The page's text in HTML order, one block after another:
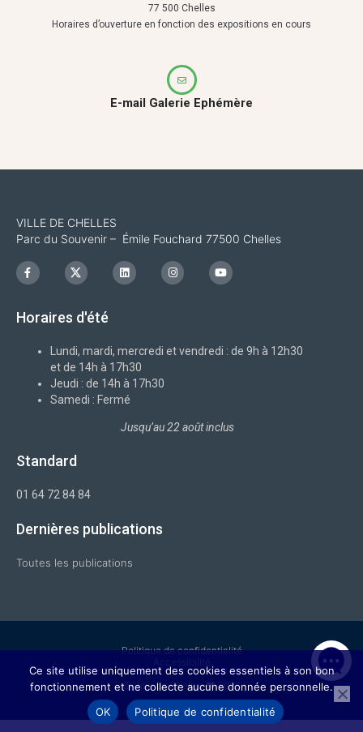
77 500 Chelles
Horaires d’ouverture en fonction des expositions en cours
E-mail Galerie Ephémère
VILLE DE CHELLES
Parc du Souvenir – Émile Fouchard 77500 Chelles
F
a
c
o
I
c
o
x
L
i
n
I
n
s
m
Y
o
u
Horaires d'été
Lundi, mardi, mercredi et vendredi : de 9h à 12h30
et de 14h à 17h30
Jeudi : de 14h à 17h30
Samedi : Fermé
Jusqu’au 22 août inclus
Standard
01 64 72 84 84
Dernières publications
Toutes les publications
Politique de confidentialité
© Ville de Chelles ❤ 2026
Ce site utilise uniquement des cookies essentiels à son bon
fonctionnement et ne collecte aucune donnée personnelle.
OK
Politique de confidentialité